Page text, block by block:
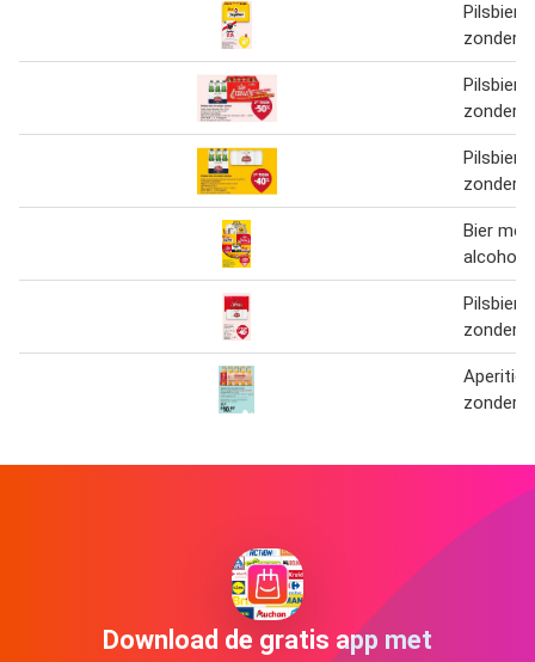
Pilsbier
zonder
Pilsbier
zonder
Pilsbier
zonder
Bier
alcohol
Pilsbier,
zonder
zonder
Download de gratis app met